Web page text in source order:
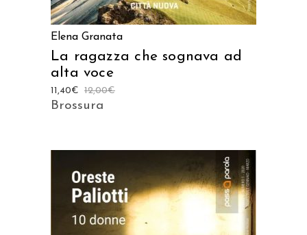
Elena Granata
La ragazza che sognava ad
alta voce
12,00€
11,40€
Brossura